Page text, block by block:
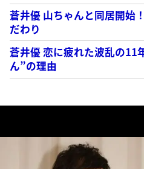
蒼井優 山ちゃんと同居開始
だわり
蒼井優 恋に疲れた波乱の
ん”の理由